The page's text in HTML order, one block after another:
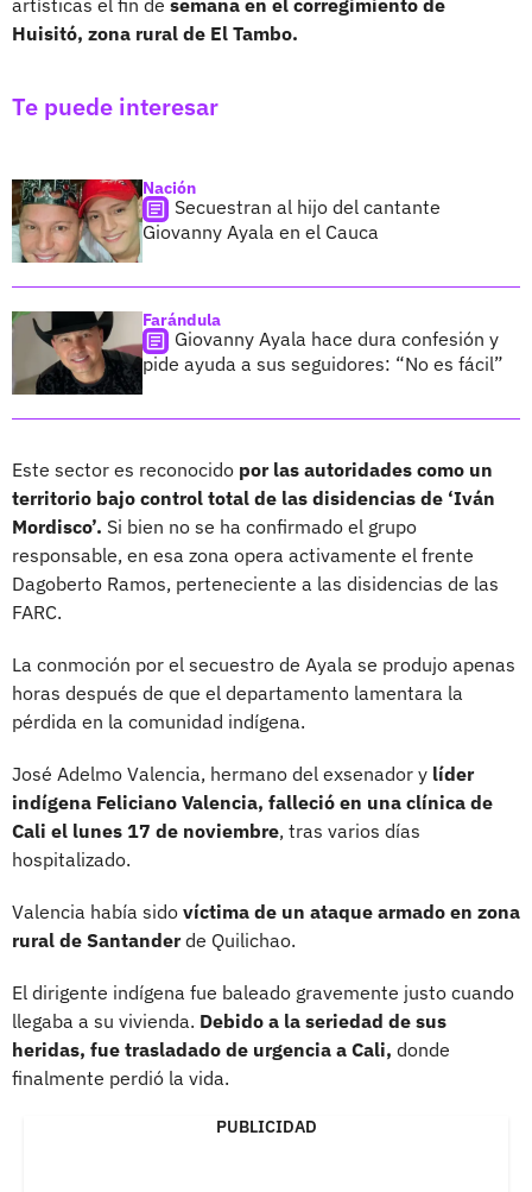
Huisitó, zona rural de El Tambo.
Te puede interesar
Nación
Secuestran al hijo del cantante
Giovanny Ayala en el Cauca
Farándula
Giovanny Ayala hace dura confesión y
pide ayuda a sus seguidores: “No es fácil”
Este sector es reconocido por las autoridades como un
territorio bajo control total de las disidencias de ‘Iván
Mordisco’. Si bien no se ha confirmado el grupo
responsable, en esa zona opera activamente el frente
Dagoberto Ramos, perteneciente a las disidencias de las
FARC.
La conmoción por el secuestro de Ayala se produjo apenas
horas después de que el departamento lamentara la
pérdida en la comunidad indígena.
José Adelmo Valencia, hermano del exsenador y líder
indígena Feliciano Valencia, falleció en una clínica de
Cali el lunes 17 de noviembre, tras varios días
hospitalizado.
Valencia había sido víctima de un ataque armado en zona
rural de Santanderde Quilichao.
El dirigente indígena fue baleado gravemente justo cuando
llegaba a su vivienda. Debido a la seriedad de sus
heridas, fue trasladado de urgencia a Cali, donde
finalmente perdió la vida.
PUBLICIDAD